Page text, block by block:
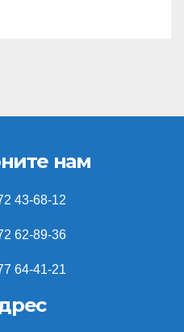
нам
43-68-12
62-89-36
64-41-21